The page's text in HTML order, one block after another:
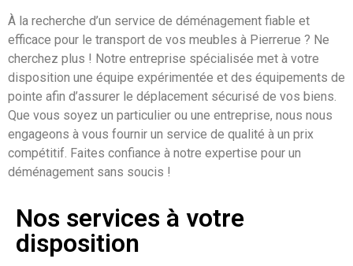
À la recherche d’un service de déménagement fiable et
efficace pour le transport de vos meubles à Pierrerue ? Ne
cherchez plus ! Notre entreprise spécialisée met à votre
disposition une équipe expérimentée et des équipements de
pointe afin d’assurer le déplacement sécurisé de vos biens.
Que vous soyez un particulier ou une entreprise, nous nous
engageons à vous fournir un service de qualité à un prix
compétitif. Faites confiance à notre expertise pour un
déménagement sans soucis !
Nos services à votre
disposition